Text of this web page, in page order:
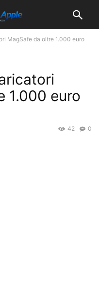
MagSafe da oltre 1.000 euro
1.000 euro
0
42